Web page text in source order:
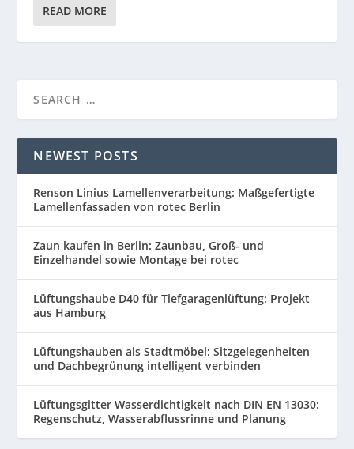
READ MORE
NEWEST POSTS
Renson Linius Lamellenverarbeitung: Maßgefertigte
Lamellenfassaden von rotec Berlin
Zaun kaufen in Berlin: Zaunbau, Groß- und
Einzelhandel sowie Montage bei rotec
Lüftungshaube D40 für Tiefgaragenlüftung: Projekt
aus Hamburg
Lüftungshauben als Stadtmöbel: Sitzgelegenheiten
und Dachbegrünung intelligent verbinden
Lüftungsgitter Wasserdichtigkeit nach DIN EN 13030:
Regenschutz, Wasserabflussrinne und Planung